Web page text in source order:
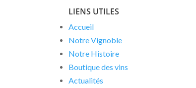
LIENS UTILES
Accueil
Notre Vignoble
Notre Histoire
Boutique des vins
Actualités